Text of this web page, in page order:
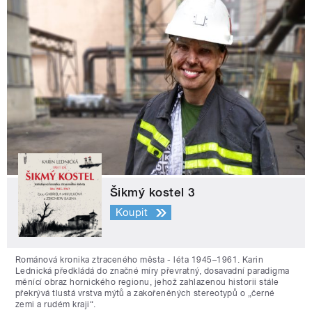
Šikmý kostel 3
Koupit
Románová kronika ztraceného města - léta 1945–1961. Karin
Lednická předkládá do značné míry převratný, dosavadní paradigma
měnící obraz hornického regionu, jehož zahlazenou historii stále
překrývá tlustá vrstva mýtů a zakořeněných stereotypů o „černé
zemi a rudém kraji“.